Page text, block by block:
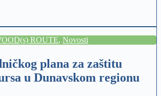
ROUTE, Novosti
plana za zaštitu
u Dunavskom regionu